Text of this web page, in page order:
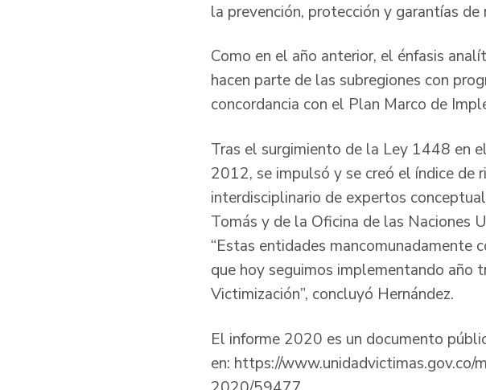
la prevención, protección y garantías
Como en el año anterior, el énfasis
hacen parte de las subregiones con
concordancia con el Plan Marco de
Tras el surgimiento de la Ley 1448 en
2012, se impulsó y se creó el índice de
interdisciplinario de expertos
Tomás y de la Oficina de las Naciones
“Estas entidades mancomunadamente
que hoy seguimos implementando año
Victimización”, concluyó Hernández.
El informe 2020 es un documento
en: https://www.unidadvictimas.gov.co/